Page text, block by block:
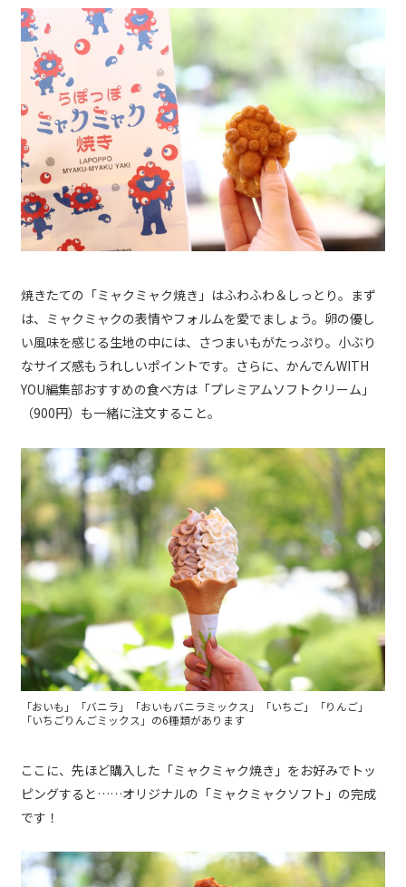
焼きたての「ミャクミャク焼き」はふわふわ＆しっとり。まず
は、ミャクミャクの表情やフォルムを愛でましょう。卵の優し
い風味を感じる生地の中には、さつまいもがたっぷり。小ぶり
なサイズ感もうれしいポイントです。さらに、かんでんWITH
YOU編集部おすすめの食べ方は「プレミアムソフトクリーム」
（900円）も一緒に注文すること。
「おいも」「バニラ」「おいもバニラミックス」「いちご」「りんご」
「いちごりんごミックス」の6種類があります
ここに、先ほど購入した「ミャクミャク焼き」をお好みでトッ
ピングすると……オリジナルの「ミャクミャクソフト」の完成
です！